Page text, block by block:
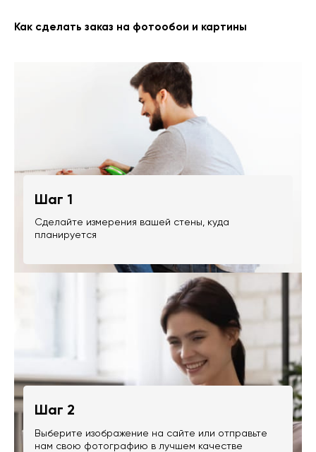
Как сделать заказ на фотообои и картины
Шаг 1
Сделайте измерения вашей стены, куда
планируется
Шаг 2
Выберите изображение на сайте или отправьте
нам свою фотографию в лучшем качестве